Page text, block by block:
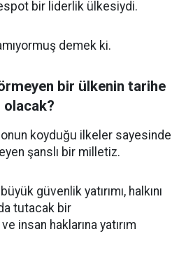
bir liderlik ülkesiydi.
demek ki.
bir ülkenin tarihe
koyduğu ilkeler sayesinde
şanslı bir milletiz.
güvenlik yatırımı, halkını
tutacak bir
insan haklarına yatırım